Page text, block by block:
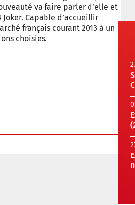
va faire parler d’elle et
Capable d’accueillir
français courant 2013 à un
choisies.